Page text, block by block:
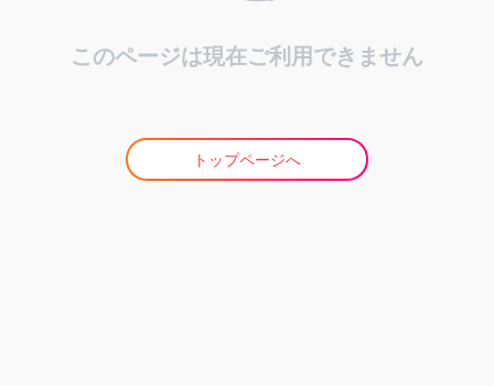
このページは現在ご利用できません